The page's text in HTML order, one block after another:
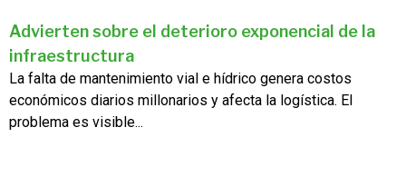
Advierten sobre el deterioro exponencial de la
infraestructura
La falta de mantenimiento vial e hídrico genera costos
económicos diarios millonarios y afecta la logística. El
problema es visible...